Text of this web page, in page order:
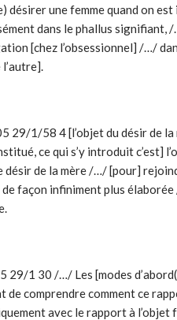
désirer une femme quand on
dans le phallus signifiant,
[chez l’obsessionnel] /…/
29/1/58 4 [l’objet du désir de
ce qui s’y introduit c’est]
désir de la mère /…/ [pour]
de façon infiniment plus
29/1 30 /…/ Les [modes
de comprendre comment ce
avec le rapport à l’objet